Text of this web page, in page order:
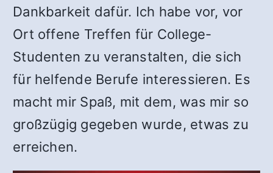
Dankbarkeit dafür. Ich habe vor, vor
Ort offene Treffen für College-
Studenten zu veranstalten, die sich
für helfende Berufe interessieren. Es
macht mir Spaß, mit dem, was mir so
großzügig gegeben wurde, etwas zu
erreichen.